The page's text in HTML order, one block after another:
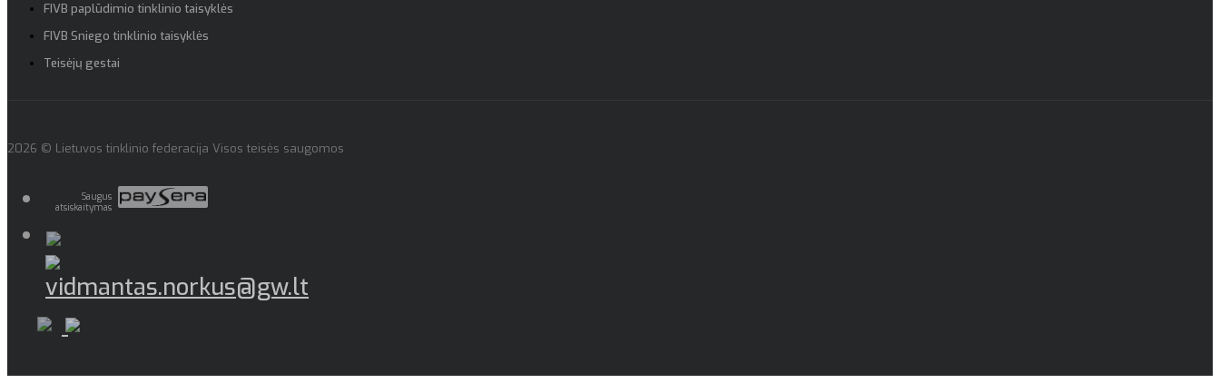
FIVB paplūdimio tinklinio taisyklės
FIVB Sniego tinklinio taisyklės
Teisėjų gestai
2026 © Lietuvos tinklinio federacija Visos teisės saugomos
Saugus
atsiskaitymas